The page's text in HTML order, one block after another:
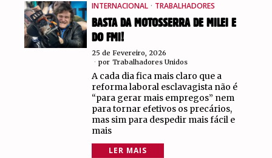
INTERNACIONAL · TRABALHADORES
BASTA DA MOTOSSERRA DE MILEI E
DO FMI!
25 de Fevereiro, 2026
por Trabalhadores Unidos
A cada dia fica mais claro que a
reforma laboral esclavagista não é
“para gerar mais empregos” nem
para tornar efetivos os precários,
mas sim para despedir mais fácil e
mais
LER MAIS